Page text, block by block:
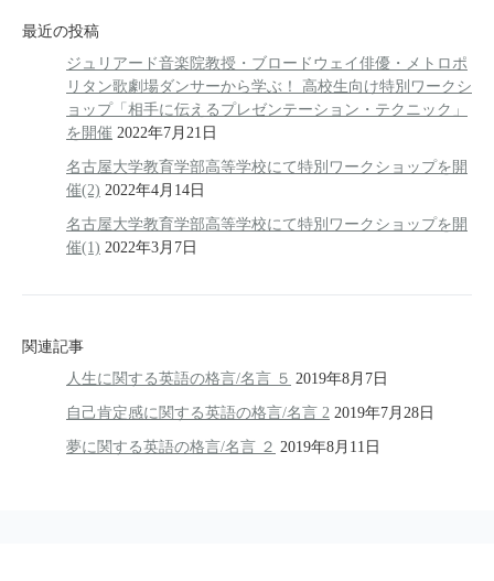
最近の投稿
ジュリアード音楽院教授・ブロードウェイ俳優・メトロポ
リタン歌劇場ダンサーから学ぶ！ 高校生向け特別ワークシ
ョップ「相手に伝えるプレゼンテーション・テクニック」
を開催 2022年7月21日
名古屋大学教育学部高等学校にて特別ワークショップを開
催(2) 2022年4月14日
名古屋大学教育学部高等学校にて特別ワークショップを開
催(1) 2022年3月7日
関連記事
人生に関する英語の格言/名言 ５ 2019年8月7日
自己肯定感に関する英語の格言/名言 2 2019年7月28日
夢に関する英語の格言/名言 ２ 2019年8月11日